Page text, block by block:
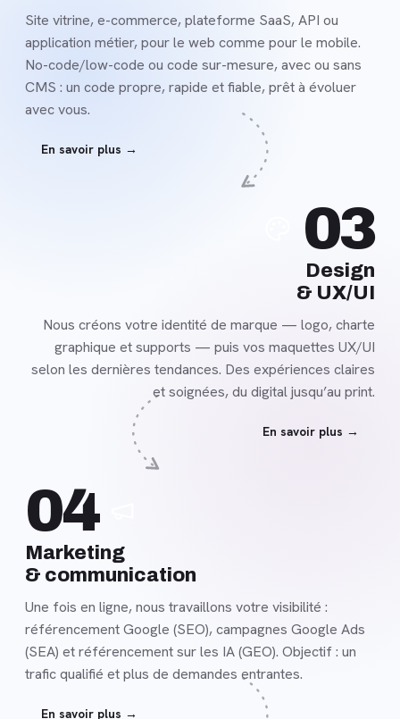
Site vitrine, e-commerce, plateforme SaaS, API ou
application métier, pour le web comme pour le mobile.
No-code/low-code ou code sur-mesure, avec ou sans
CMS : un code propre, rapide et fiable, prêt à évoluer
avec vous.
En savoir plus →
03
Design
& UX/UI
Nous créons votre identité de marque — logo, charte
graphique et supports — puis vos maquettes UX/UI
selon les dernières tendances. Des expériences claires
et soignées, du digital jusqu’au print.
En savoir plus →
Une fois en ligne, nous travaillons votre visibilité :
référencement Google (SEO), campagnes Google Ads
(SEA) et référencement sur les IA (GEO). Objectif : un
trafic qualifié et plus de demandes entrantes.
En savoir plus →
Marketing
& communication
04